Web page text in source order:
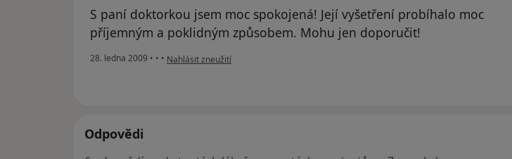
S paní doktorkou jsem moc spokojená! Její vyšetření probíhalo moc
příjemným a poklidným způsobem. Mohu jen doporučit!
28. ledna 2009 • • • podle názoru uživatele Pacient
Nahlásit zneužití
Odpovědi